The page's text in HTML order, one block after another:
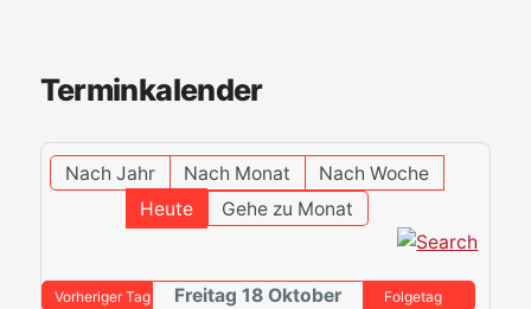
Terminkalender
Nach Jahr Nach Monat
Nach Woche
Heute
Gehe zu Monat
Vorheriger Tag
Freitag 18 Oktober
Folgetag